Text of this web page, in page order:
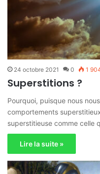
24 octobre 2021 0 1
Superstitions ?
Pourquoi, puisque nous
comportements
superstitieuse comme celle
Lire la suite »